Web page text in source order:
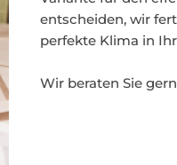
entscheiden, wir
perfekte Klima in
Wir beraten Sie